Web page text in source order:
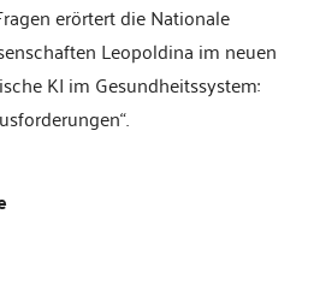
erörtert die Nationale
Leopoldina im neuen
KI im Gesundheitssystem: